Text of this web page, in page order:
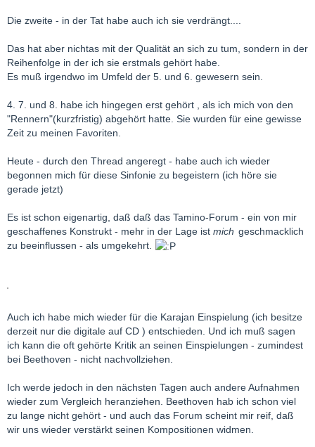
Die zweite - in der Tat habe auch ich sie verdrängt....
Das hat aber nichtas mit der Qualität an sich zu tum, sondern in der
Reihenfolge in der ich sie erstmals gehört habe.
Es muß irgendwo im Umfeld der 5. und 6. gewesern sein.
4. 7. und 8. habe ich hingegen erst gehört , als ich mich von den
"Rennern"(kurzfristig) abgehört hatte. Sie wurden für eine gewisse
Zeit zu meinen Favoriten.
Heute - durch den Thread angeregt - habe auch ich wieder
begonnen mich für diese Sinfonie zu begeistern (ich höre sie
gerade jetzt)
Es ist schon eigenartig, daß daß das Tamino-Forum - ein von mir
geschaffenes Konstrukt - mehr in der Lage ist mich geschmacklich
zu beeinflussen - als umgekehrt.
Auch ich habe mich wieder für die Karajan Einspielung (ich besitze
derzeit nur die digitale auf CD ) entschieden. Und ich muß sagen
ich kann die oft gehörte Kritik an seinen Einspielungen - zumindest
bei Beethoven - nicht nachvollziehen.
Ich werde jedoch in den nächsten Tagen auch andere Aufnahmen
wieder zum Vergleich heranziehen. Beethoven hab ich schon viel
zu lange nicht gehört - und auch das Forum scheint mir reif, daß
wir uns wieder verstärkt seinen Kompositionen widmen.